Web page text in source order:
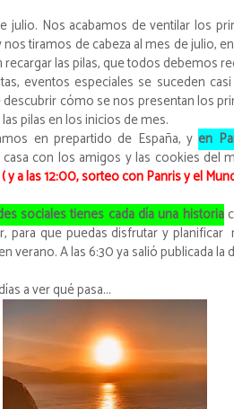
julio. Nos acabamos de ventilar los
tiramos de cabeza al mes de julio,
las pilas, que todos debemos
eventos especiales se suceden
descubrir cómo se nos presentan los
pilas en los inicios de mes.
en prepartido de España, yen
con los amigos y las cookies del
( y a las 12:00, sorteo con Panris y el
sociales tienes cada día una historia
para que puedas disfrutar y
verano. A las 6:30 ya salió publicada la
a ver qué pasa...